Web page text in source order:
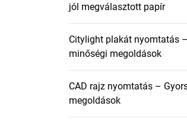
jól megválasztott papír
Citylight plakát nyomtatás
minőségi megoldások
CAD rajz nyomtatás –
megoldások